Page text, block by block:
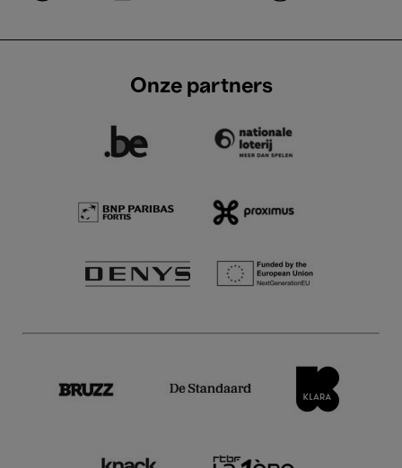
Onze partners